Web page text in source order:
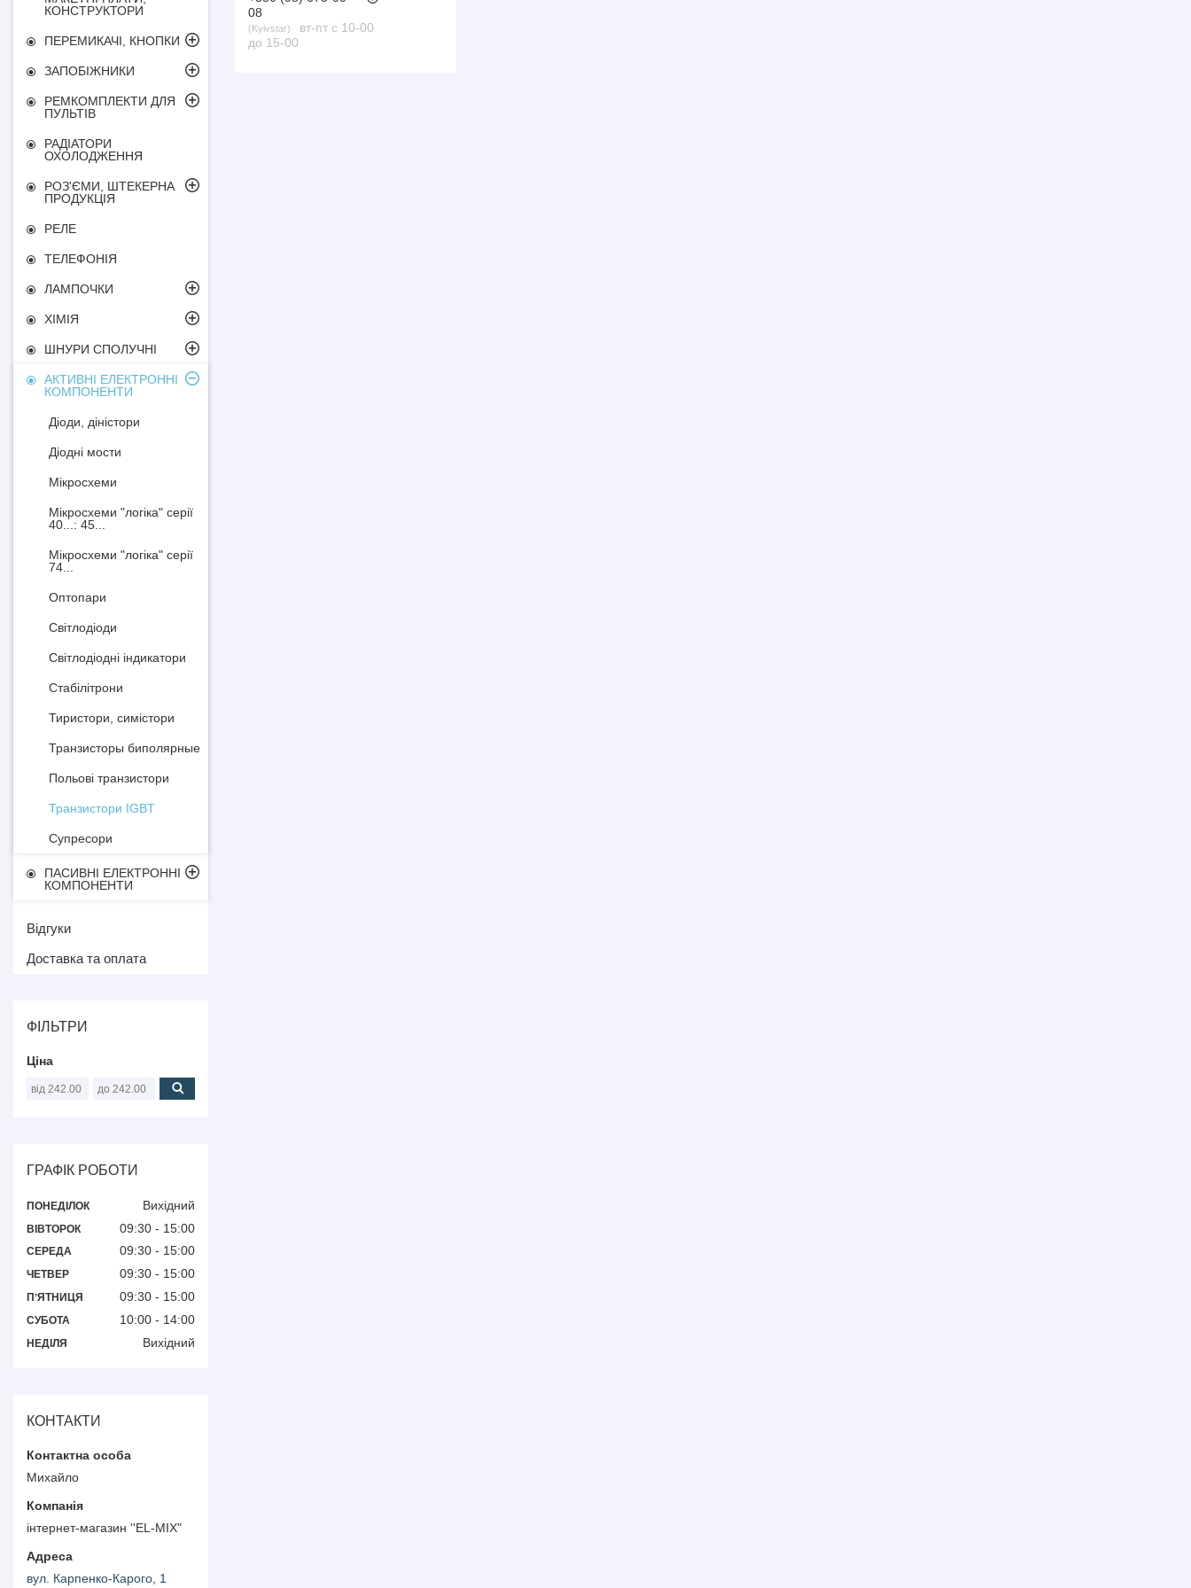
08
Kyivstar
вт-пт с 10-00
до 15-00
КОНСТРУКТОРИ
ПЕРЕМИКАЧІ, КНОПКИ
ЗАПОБІЖНИКИ
РЕМКОМПЛЕКТИ ДЛЯ
ПУЛЬТІВ
РАДІАТОРИ
ОХОЛОДЖЕННЯ
РОЗ'ЄМИ, ШТЕКЕРНА
ПРОДУКЦІЯ
РЕЛЕ
ТЕЛЕФОНІЯ
ЛАМПОЧКИ
ХІМІЯ
ШНУРИ СПОЛУЧНІ
АКТИВНІ ЕЛЕКТРОННІ
КОМПОНЕНТИ
Діоди, діністори
Діодні мости
Мікросхеми
Мікросхеми "логіка" серії
40...: 45...
Мікросхеми "логіка" серії
74...
Оптопари
Світлодіоди
Світлодіодні індикатори
Стабілітрони
Тиристори, симістори
Транзисторы биполярные
Польові транзистори
Транзистори IGBT
Супресори
ПАСИВНІ ЕЛЕКТРОННІ
КОМПОНЕНТИ
Відгуки
Доставка та оплата
ФІЛЬТРИ
Ціна
ГРАФІК РОБОТИ
ПОНЕДІЛОК Вихідний
ВІВТОРОК 09:30 15:00
СЕРЕДА 09:30 15:00
ЧЕТВЕР 09:30 15:00
ПʼЯТНИЦЯ 09:30 15:00
СУБОТА 10:00 14:00
НЕДІЛЯ Вихідний
КОНТАКТИ
Михайло
інтернет-магазин ''EL-MIX"
вул. Карпенко-Карого, 1